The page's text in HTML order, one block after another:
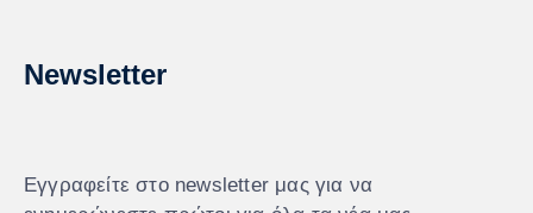
Newsletter
Εγγραφείτε στο newsletter μας για να